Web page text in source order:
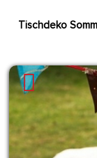
Tischdeko